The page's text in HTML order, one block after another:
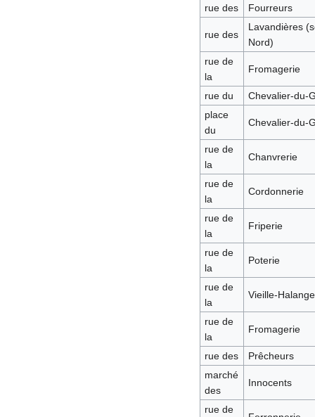
rue des
Fourreurs
rue des
Lavandières
Nord)
rue de
la
Fromagerie
rue du
Chevalier-du-
place
du
Chevalier-du-
rue de
la
Chanvrerie
rue de
la
Cordonnerie
rue de
la
Friperie
rue de
la
Poterie
rue de
la
Vieille-
rue de
la
Fromagerie
rue des
Prêcheurs
marché
des
Innocents
rue de